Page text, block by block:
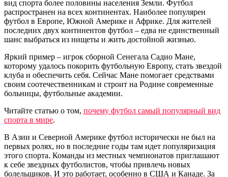
вид спорта более половины населения Земли. Футбол
распространен на всех континентах. Наиболее популярен
футбол в Европе, Южной Америке и Африке. Для жителей
последних двух континентов футбол – едва не единственный
шанс выбраться из нищеты и жить достойной жизнью.
Яркий пример – игрок сборной Сенегала Садио Мане,
которому удалось покорить футбольную Европу, стать звездой
клуба и обеспечить себя. Сейчас Мане помогает средствами
своим соотечественникам и строит на Родине современные
больницы, футбольные академии.
Читайте статью о том, почему футбол самый популярный вид
спорта в мире.
В Азии и Северной Америке футбол исторически не был на
первых ролях, но в последние годы там идет популяризация
этого спорта. Команды из местных чемпионатов приглашают
к себе звездных футболистов, чтобы привлечь новых
болельщиков. И это работает, особенно в США и Канаде. За